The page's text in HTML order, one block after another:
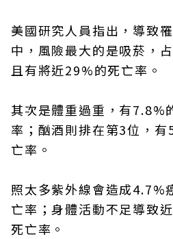
美國研究人員指出，導致
中，風險最大的是吸菸，
且有將近29%的死亡率。
其次是體重過重，有7.8%
率；酗酒則排在第3位，
亡率。
照太多紫外線會造成4.7%
亡率；身體活動不足導致
死亡率。